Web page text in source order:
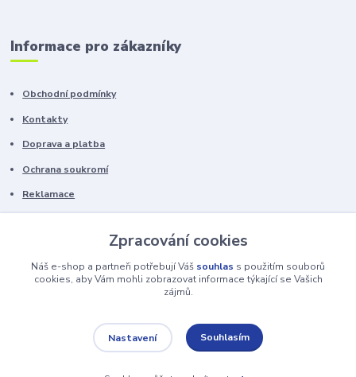
Informace pro zákazníky
Obchodní podmínky
Kontakty
Doprava a platba
Ochrana soukromí
Reklamace
Zpracování cookies
Náš e-shop a partneři potřebují Váš souhlas s použitím souborů
cookies, aby Vám mohli zobrazovat informace týkající se Vašich
zájmů.
Nastavení Souhlasím